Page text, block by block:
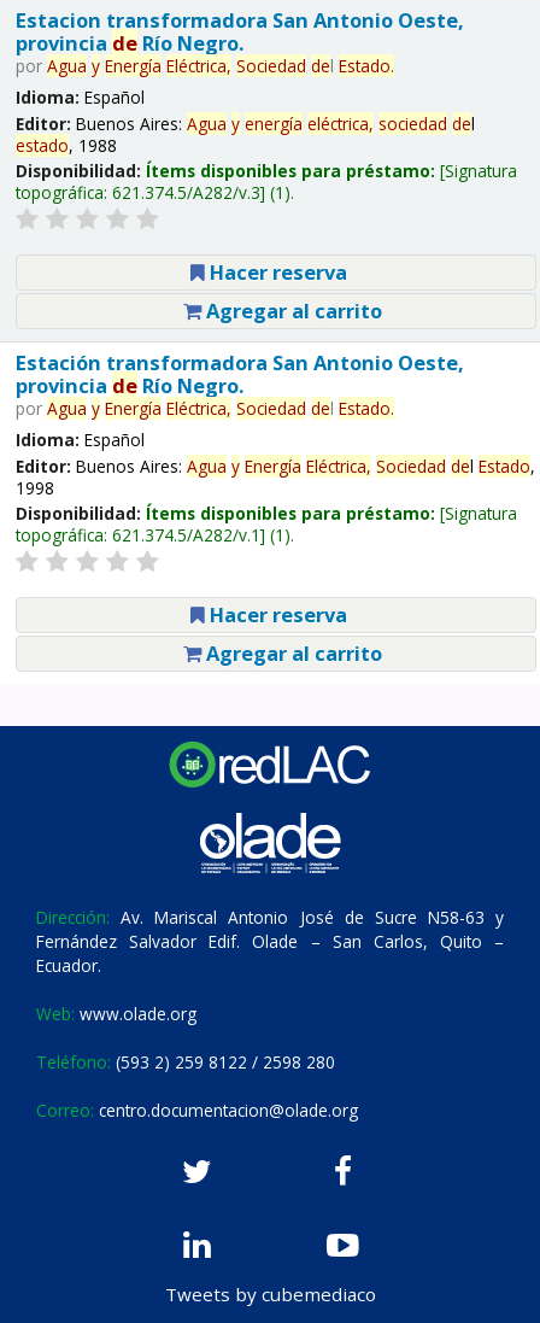
Estacion transformadora San Antonio Oeste,
provincia deRío Negro.
por Agua y Energía Eléctrica, Sociedad del Estado.
Idioma: Español
Editor: Buenos Aires: Agua y energía eléctrica, sociedad del
estado, 1988
Disponibilidad: Ítems disponibles para préstamo: Signatura
topográfica: 621.374.5/A282/v.3 (1).
Hacer reserva
Agregar al carrito
Estación transformadora San Antonio Oeste,
provincia deRío Negro.
por Agua y Energía Eléctrica, Sociedad del Estado.
Idioma: Español
Editor: Buenos Aires: Agua y Energía Eléctrica, Sociedad del Estado,
1998
Disponibilidad: Ítems disponibles para préstamo: Signatura
topográfica: 621.374.5/A282/v.1 (1).
Hacer reserva
Agregar al carrito
Dirección: Av. Mariscal Antonio José de Sucre N58-63 y
Fernández Salvador Edif. Olade – San Carlos, Quito –
Ecuador.
Web: www.olade.org
Teléfono: (593 2) 259 8122 / 2598 280
Correo: centro.documentacion@olade.org
Tweets by cubemediaco